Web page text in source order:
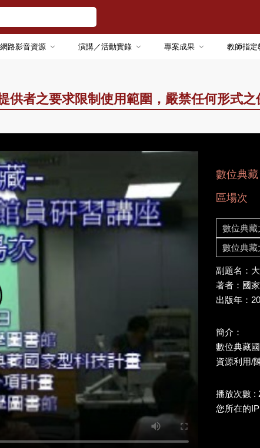
網路影音資源 演講／活動實錄 專案成果 教師指定
供者之要求限制使用範圍，嚴禁任何形式之
數位典
區場次
數位典藏
數位典
副題名：
著者：國
出版年：
簡介：
數位典藏
資源利用/
播放次數 :
您所在的